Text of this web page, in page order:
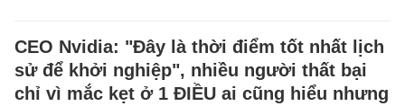
CEO Nvidia: "Đây là thời điểm tốt nhất lịch
sử để khởi nghiệp", nhiều người thất bại
chỉ vì mắc kẹt ở 1 ĐIỀU ai cũng hiểu nhưng